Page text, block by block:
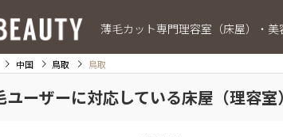
薄毛カット専門理容室（床屋）・美
中国 鳥取 鳥取
ユーザーに対応している床屋（理容